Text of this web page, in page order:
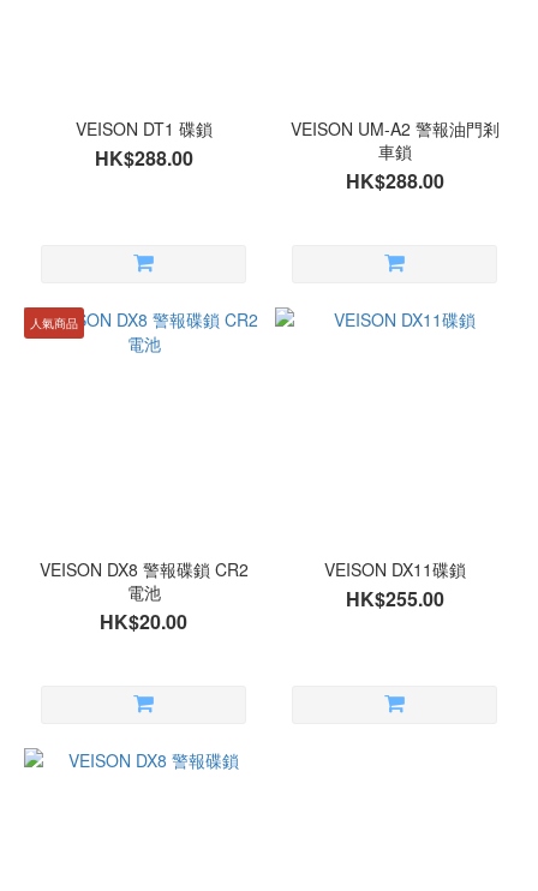
VEISON DT1 碟鎖
HK$288.00
VEISON UM-A2 警報油門剎
車鎖
HK$288.00
人氣商品
VEISON DX8 警報碟鎖 CR2
電池
HK$20.00
VEISON DX11碟鎖
HK$255.00